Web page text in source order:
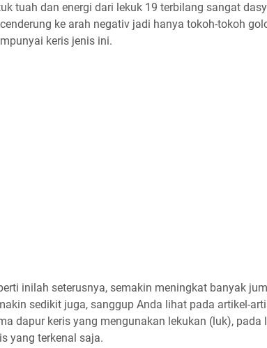
tuah dan energi dari lekuk 19 terbilang sangat
ke arah negativ jadi hanya tokoh-tokoh
keris jenis ini.
inilah seterusnya, semakin meningkat banyak
sedikit juga, sanggup Anda lihat pada artikel-
dapur keris yang mengunakan lekukan (luk), pada
yang terkenal saja.